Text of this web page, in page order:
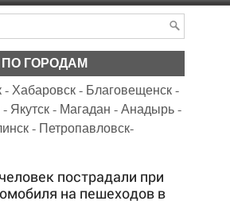
ГОРОДАМ
-Хабаровск- Благовещенск-
- Якутск- Магадан -Анадырь-
- Петропавловск-
пострадали при
на пешеходов в